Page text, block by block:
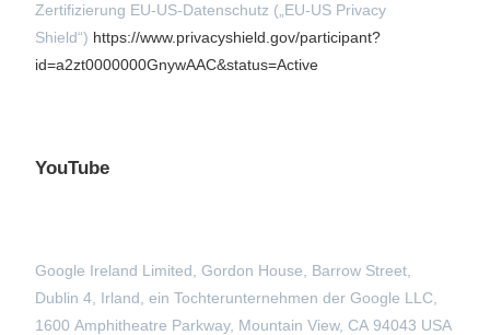
Zertifizierung EU-US-Datenschutz („EU-US Privacy
Shield“) https://www.privacyshield.gov/participant?
id=a2zt0000000GnywAAC&status=Active
YouTube
Google Ireland Limited, Gordon House, Barrow Street,
Dublin 4, Irland, ein Tochterunternehmen der Google LLC,
1600 Amphitheatre Parkway, Mountain View, CA 94043 USA